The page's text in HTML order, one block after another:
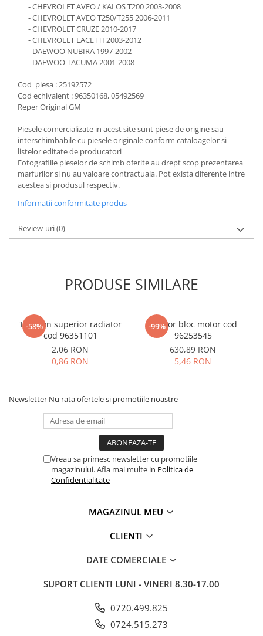
- CHEVROLET AVEO / KALOS T200 2003-2008
- CHEVROLET AVEO T250/T255 2006-2011
- CHEVROLET CRUZE 2010-2017
- CHEVROLET LACETTI 2003-2012
- DAEWOO NUBIRA 1997-2002
- DAEWOO TACUMA 2001-2008
Cod piesa : 25192572
Cod echivalent : 96350168, 05492569
Reper Original GM
Piesele comercializate in acest site sunt piese de origine sau
interschimbabile cu piesele originale conform cataloagelor si
listelor editate de producatori
Fotografiile pieselor de schimb oferite au drept scop prezentarea
marfurilor si nu au valoare contractuala. Pot exista diferente intre
acestea si produsul respectiv.
Informatii conformitate produs
Review-uri(0)
PRODUSE SIMILARE
-58%
Tampon superior radiator
cod 96351101
2,06 RON
0,86 RON
-99%
Senzor bloc motor cod
96253545
630,89 RON
5,46 RON
Newsletter Nu rata ofertele si promotiile noastre
Vreau sa primesc newsletter cu promotiile
magazinului. Afla mai multe in Politica de
Confidentialitate
MAGAZINUL MEU
CLIENTI
DATE COMERCIALE
SUPORT CLIENTI LUNI - VINERI 8.30-17.00
0720.499.825
0724.515.273